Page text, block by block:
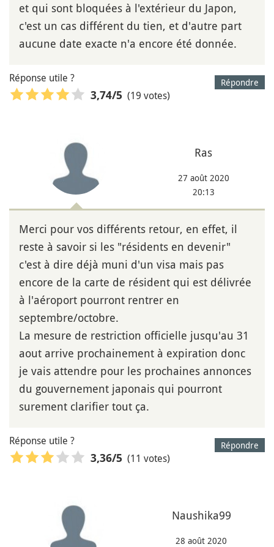
et qui sont bloquées à l'extérieur du Japon,
c'est un cas différent du tien, et d'autre part
aucune date exacte n'a encore été donnée.
Répondre
Réponse utile ?
3,74/5 (19 votes)
Ras
27 août 2020
20:13
Merci pour vos différents retour, en effet, il
reste à savoir si les "résidents en devenir"
c'est à dire déjà muni d'un visa mais pas
encore de la carte de résident qui est délivrée
à l'aéroport pourront rentrer en
septembre/octobre.
La mesure de restriction officielle jusqu'au 31
aout arrive prochainement à expiration donc
je vais attendre pour les prochaines annonces
du gouvernement japonais qui pourront
surement clarifier tout ça.
Répondre
Réponse utile ?
3,36/5 (11 votes)
Naushika99
28 août 2020